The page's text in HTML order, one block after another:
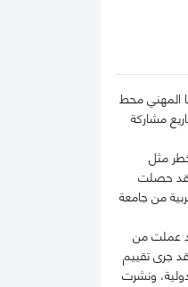
الدولي. ويعتبر تاريخها المهني محط
مشاركة
مثل
وقد حصلت
من جامعة
عملت من
جرى تقييم
ونشرت